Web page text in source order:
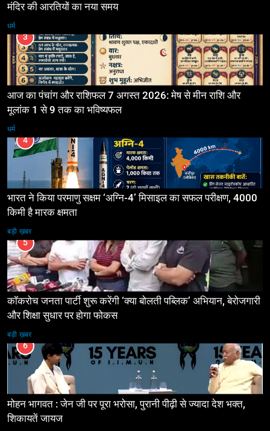
मंदिर की आरतियों का नया समय
धर्म
3
आज का पंचांग और राशिफल 7 अगस्त 2026: मेष से मीन राशि और
मूलांक 1 से 9 तक का भविष्यफल
धर्म
4
भारत ने किया परमाणु सक्षम ‘अग्नि-4’ मिसाइल का सफल परीक्षण, 4000
किमी है मारक क्षमता
बड़ी ख़बर
5
कॉकरोच जनता पार्टी शुरू करेंगी ‘क्या बोलती पब्लिक’ अभियान, बेरोजगारी
और शिक्षा सुधार पर होगा फोकस
बड़ी ख़बर
6
मोहन भागवत : जेन जी पर पूरा भरोसा, पुरानी पीढ़ी से ज्यादा देश भक्त,
शिकायतें जायज